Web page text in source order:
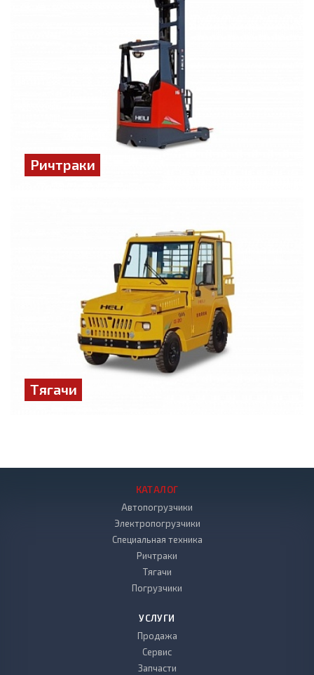
Ричтраки
Тягачи
КАТАЛОГ
Автопогрузчики
Электропогрузчики
Специальная техника
Ричтраки
Тягачи
Погрузчики
УСЛУГИ
Продажа
Сервис
Запчасти